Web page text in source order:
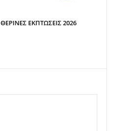
ΘΕΡΙΝΕΣ ΕΚΠΤΩΣΕΙΣ 2026